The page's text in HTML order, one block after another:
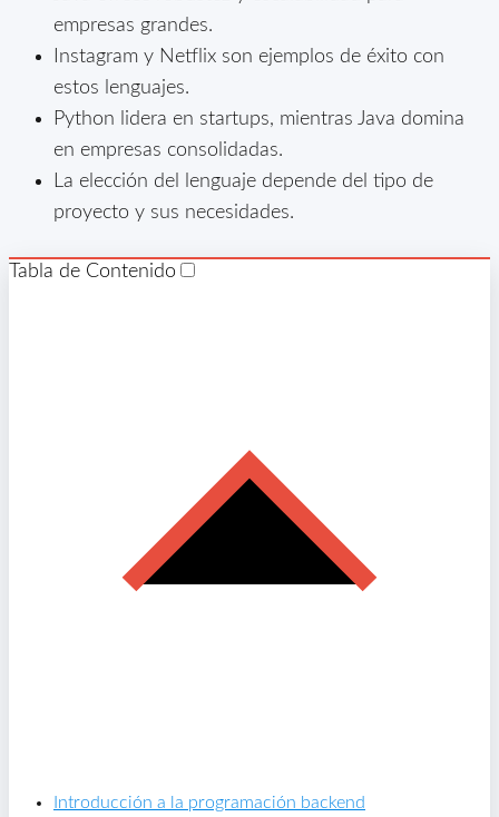
empresas grandes.
Instagram y Netflix son ejemplos de éxito con
estos lenguajes.
Python lidera en startups, mientras Java domina
en empresas consolidadas.
La elección del lenguaje depende del tipo de
proyecto y sus necesidades.
Tabla de Contenido
Introducción a la programación backend